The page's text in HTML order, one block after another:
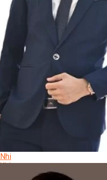
Kế Nội Thất
Tiện
Art
Basic
– Illustrator
Kitchen For Kid & Teen
Sống
Cho Bé
Kế Truyện Tranh Ai